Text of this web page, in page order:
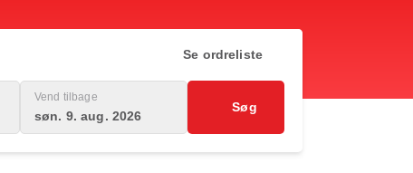
Se ordreliste
Vend tilbage
søn. 9. aug. 2026
Søg